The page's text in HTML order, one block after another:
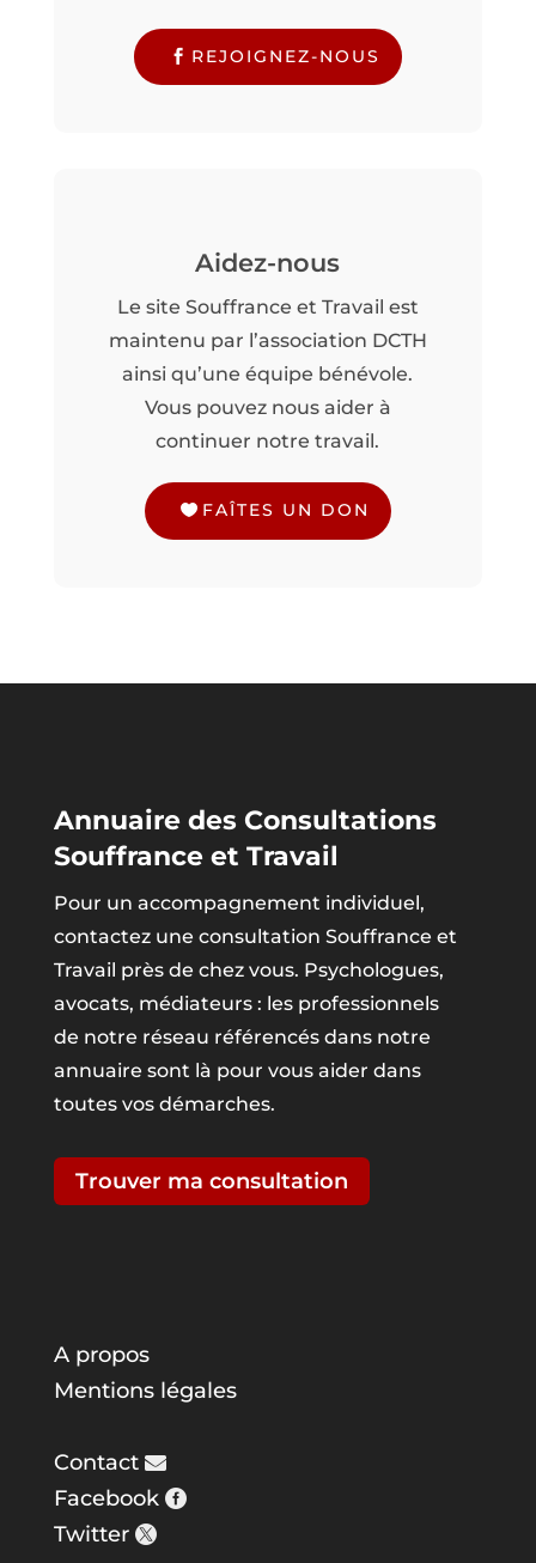
REJOIGNEZ-NOUS
Aidez-nous
Le site Souffrance et Travail est
maintenu par l’association DCTH
ainsi qu’une équipe bénévole.
Vous pouvez nous aider à
continuer notre travail.
FAÎTES UN DON
Annuaire des Consultations
Souffrance et Travail
Pour un accompagnement individuel,
contactez une consultation Souffrance et
Travail près de chez vous. Psychologues,
avocats, médiateurs : les professionnels
de notre réseau référencés dans notre
annuaire sont là pour vous aider dans
toutes vos démarches.
Trouver ma consultation
A propos
Mentions légales
Contact
Facebook
Twitter